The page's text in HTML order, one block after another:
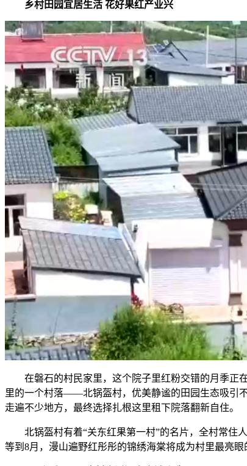
乡村田园宜居生活 花好果红产业兴
在磐石的村民家里，这个院子里红粉交错的月季正在
里的一个村落——北锅盔村，优美静谧的田园生态吸引
走遍不少地方，最终选择扎根这里租下院落翻新自住。
北锅盔村有着“关东红果第一村”的名片，全村常住人
等到8月，漫山遍野红彤彤的锦绣海棠将成为村里最亮